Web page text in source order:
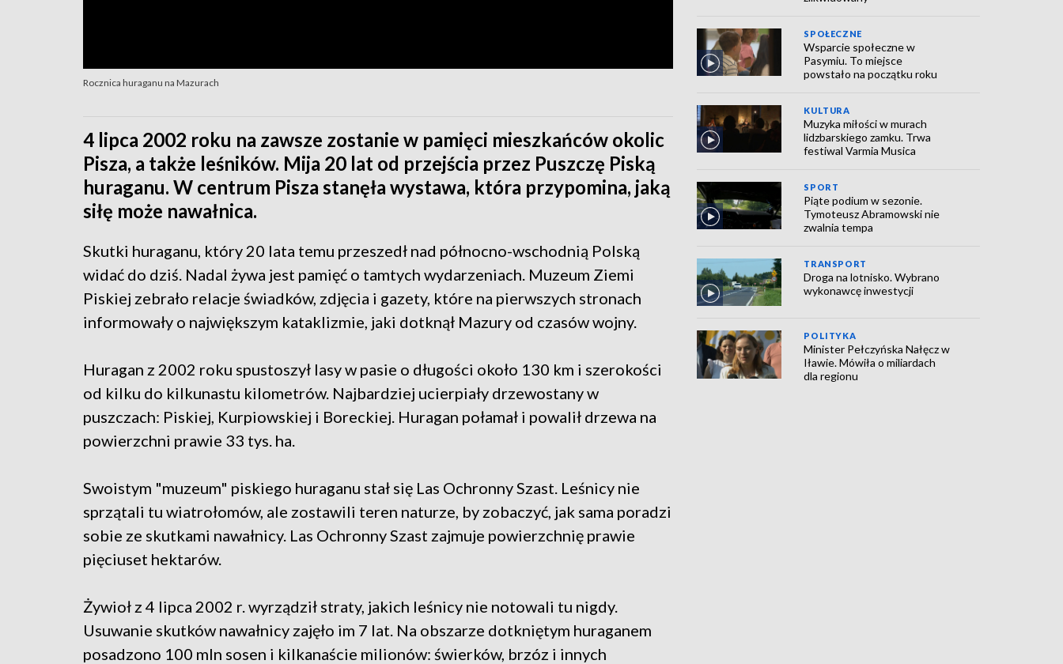
Rocznica huraganu na Mazurach
4 lipca 2002 roku na zawsze zostanie w pamięci mieszkańców okolic
Pisza, a także leśników. Mija 20 lat od przejścia przez Puszczę Piską
huraganu. W centrum Pisza stanęła wystawa, która przypomina, jaką
siłę może nawałnica.
Skutki huraganu, który 20 lata temu przeszedł nad północno-wschodnią Polską
widać do dziś. Nadal żywa jest pamięć o tamtych wydarzeniach. Muzeum Ziemi
Piskiej zebrało relacje świadków, zdjęcia i gazety, które na pierwszych stronach
informowały o największym kataklizmie, jaki dotknął Mazury od czasów wojny.
Huragan z 2002 roku spustoszył lasy w pasie o długości około 130 km i szerokości
od kilku do kilkunastu kilometrów. Najbardziej ucierpiały drzewostany w
puszczach: Piskiej, Kurpiowskiej i Boreckiej. Huragan połamał i powalił drzewa na
powierzchni prawie 33 tys. ha.
Swoistym "muzeum" piskiego huraganu stał się Las Ochronny Szast. Leśnicy nie
sprzątali tu wiatrołomów, ale zostawili teren naturze, by zobaczyć, jak sama poradzi
sobie ze skutkami nawałnicy. Las Ochronny Szast zajmuje powierzchnię prawie
pięciuset hektarów.
Żywioł z 4 lipca 2002 r. wyrządził straty, jakich leśnicy nie notowali tu nigdy.
Usuwanie skutków nawałnicy zajęło im 7 lat. Na obszarze dotkniętym huraganem
posadzono 100 mln sosen i kilkanaście milionów: świerków, brzóz i innych
SPOŁECZNE
Wsparcie społeczne w
Pasymiu. To miejsce
powstało na początku roku
KULTURA
Muzyka miłości w murach
lidzbarskiego zamku. Trwa
festiwal Varmia Musica
SPORT
Piąte podium w sezonie.
Tymoteusz Abramowski nie
zwalnia tempa
TRANSPORT
Droga na lotnisko. Wybrano
wykonawcę inwestycji
POLITYKA
Minister Pełczyńska Nałęcz w
Iławie. Mówiła o miliardach
dla regionu